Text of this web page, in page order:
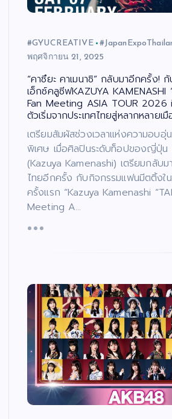
#GYUCREATIVE
พฤศจิกายน 21, 2025
“คาซึยะ คาเมนาชิ” กลับมาอีกครั้ง!
เอ็กซ์คลูซีฟKAZUYA KAMENASHI
Fan Meeting ASIA TOUR 2026
ตัวเริ่มจากประเทศไทยสู่หลากหลายเมื
เตรียมสัมผัสช่วงเวลาแห่งความอบอุ่
พิเศษ เมื่อศิลปินระดับท็อปของญี่ปุ่น
(Kazuya Kamenashi) เตรียมกลับ
ไทยอีกครั้ง กับกิจกรรมแฟนมีตติ้งใน
ครั้งแรก “Kazuya Kamenashi
Meeting A…